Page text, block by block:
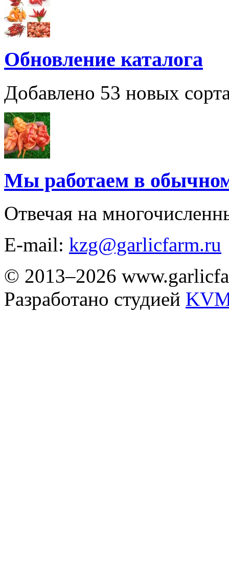
Обновление каталога
Добавлено 53 новых
Мы работаем в
Отвечая на
E-mail: kzg@garlicfarm.ru
© 2013–2026
Разработано студией